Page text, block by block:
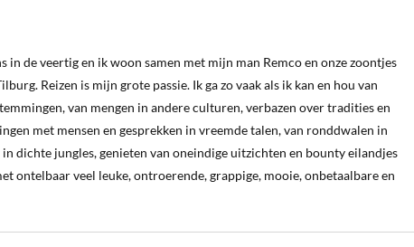
in de veertig en ik woon samen met mijn man Remco en onze zoontjes
Reizen is mijn grote passie. Ik ga zo vaak als ik kan en hou van
van mengen in andere culturen, verbazen over tradities en
met mensen en gesprekken in vreemde talen, van ronddwalen in
dichte jungles, genieten van oneindige uitzichten en bounty eilandjes
ontelbaar veel leuke, ontroerende, grappige, mooie, onbetaalbare en